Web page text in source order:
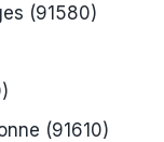
(91580)
(91610)